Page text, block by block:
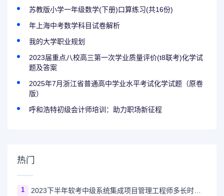
苏教版小学一年级数学(下册)口算练习(共16份)
年上海中考数学科目试卷解析
我的大学职业规划
2023届重点八校高三第一次学业质量评价(t8联考)化学试
题及答案
2025年7月浙江省普通高中学业水平考试化学试题（原卷
版）
呼和浩特初级会计师培训：助力职场新征程
热门
1 2023下半年软考中级系统集成项目管理工程师多长时间出成绩